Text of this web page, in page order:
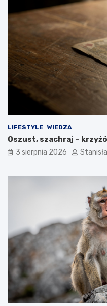
LIFESTYLE WIEDZA
Oszust, szachraj –
3 sierpnia 2026